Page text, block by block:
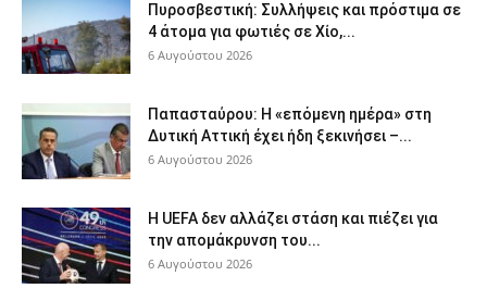
Πυροσβεστική: Συλλήψεις και πρόστιμα σε
4 άτομα για φωτιές σε Χίο,...
6 Αυγούστου 2026
Παπασταύρου: Η «επόμενη ημέρα» στη
Δυτική Αττική έχει ήδη ξεκινήσει –...
6 Αυγούστου 2026
Η UEFA δεν αλλάζει στάση και πιέζει για
την απομάκρυνση του...
6 Αυγούστου 2026